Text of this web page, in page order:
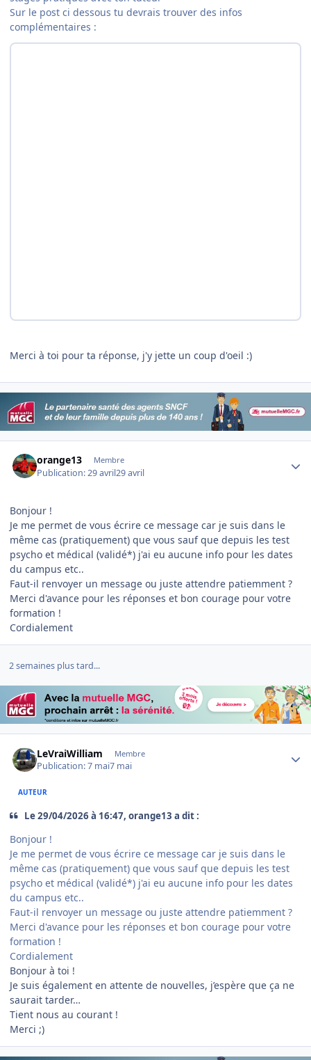
Sur le post ci dessous tu devrais trouver des infos
complémentaires :
Merci à toi pour ta réponse, j'y jette un coup d'oeil :)
orange13 Membre
Publication:29 avril29 avril
Bonjour !
Je me permet de vous écrire ce message car je suis dans le
même cas (pratiquement) que vous sauf que depuis les test
psycho et médical (validé*) j'ai eu aucune info pour les dates
du campus etc..
Faut-il renvoyer un message ou juste attendre patiemment ?
Merci d'avance pour les réponses et bon courage pour votre
formation !
Cordialement
2 semaines plus tard...
LeVraiWilliam Membre
Publication:7 mai7 mai
AUTEUR
Le 29/04/2026 à 16:47, orange13 a dit :
Bonjour !
Je me permet de vous écrire ce message car je suis dans le
même cas (pratiquement) que vous sauf que depuis les test
psycho et médical (validé*) j'ai eu aucune info pour les dates
du campus etc..
Faut-il renvoyer un message ou juste attendre patiemment ?
Merci d'avance pour les réponses et bon courage pour votre
formation !
Cordialement
Bonjour à toi !
Je suis également en attente de nouvelles, j’espère que ça ne
saurait tarder…
Tient nous au courant !
Merci ;)